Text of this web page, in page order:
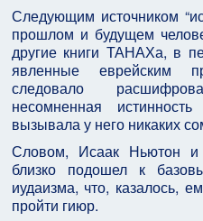
Следующим источником
прошлом и будущем
другие книги ТАНАХа, в
явленные еврейским
следовало
несомненная
вызывала у него никаких
Словом, Исаак Ньютон
близко подошел к
иудаизма, что, казалось,
пройти гиюр.